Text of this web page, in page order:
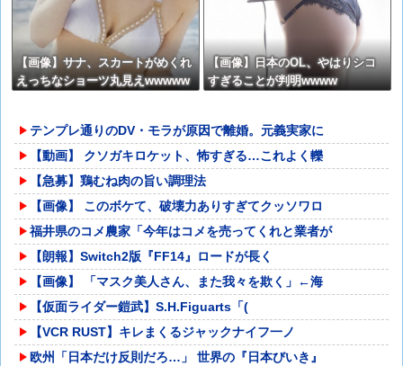
【画像】サナ、スカートがめくれ
えっちなショーツ丸見えwwwww
【画像】日本のOL、やはりシコ
すぎることが判明wwww
テンプレ通りのDV・モラが原因で離婚。元義実家に
【動画】 クソガキロケット、怖すぎる…これよく轢
【急募】鶏むね肉の旨い調理法
【画像】 このボケて、破壊力ありすぎてクッソワロ
福井県のコメ農家「今年はコメを売ってくれと業者が
【朗報】Switch2版『FF14』ロードが長く
【画像】 「マスク美人さん、また我々を欺く」←海
【仮面ライダー鎧武】S.H.Figuarts「(
【VCR RUST】キレまくるジャックナイフ一ノ
欧州「日本だけ反則だろ…」 世界の『日本びいき』